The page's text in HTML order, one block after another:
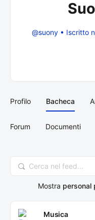
@suony • Iscritto
Profilo Bacheca
Forum Documenti
Cerca
nel
feed...
Mostra personal
Musica